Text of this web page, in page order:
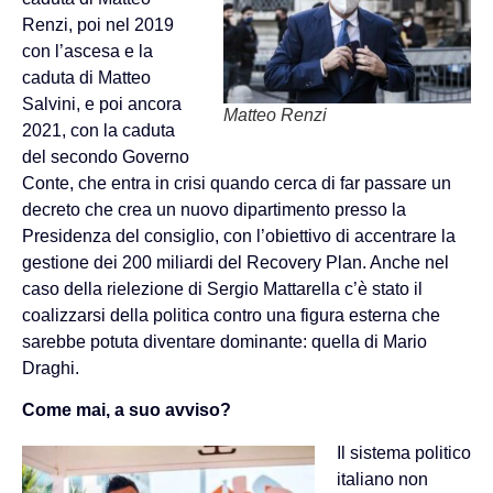
Matteo Renzi
Renzi, poi nel 2019
con l’ascesa e la
caduta di Matteo
Salvini, e poi ancora
2021, con la caduta
del secondo Governo
Conte, che entra in crisi quando cerca di far passare un
decreto che crea un nuovo dipartimento presso la
Presidenza del consiglio, con l’obiettivo di accentrare la
gestione dei 200 miliardi del Recovery Plan. Anche nel
caso della rielezione di Sergio Mattarella c’è stato il
coalizzarsi della politica contro una figura esterna che
sarebbe potuta diventare dominante: quella di Mario
Draghi.
Come mai, a suo avviso?
Il sistema politico
italiano non